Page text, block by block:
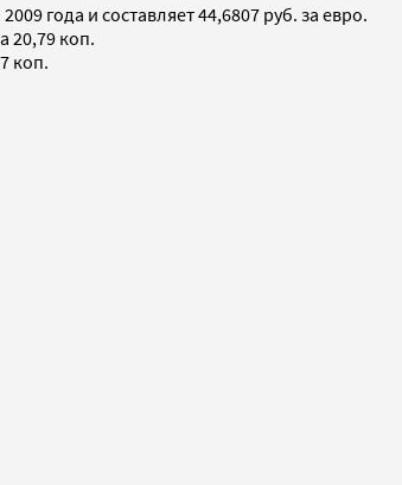
года и составляет 44,6807 руб. за евро.
20,79 коп.
коп.